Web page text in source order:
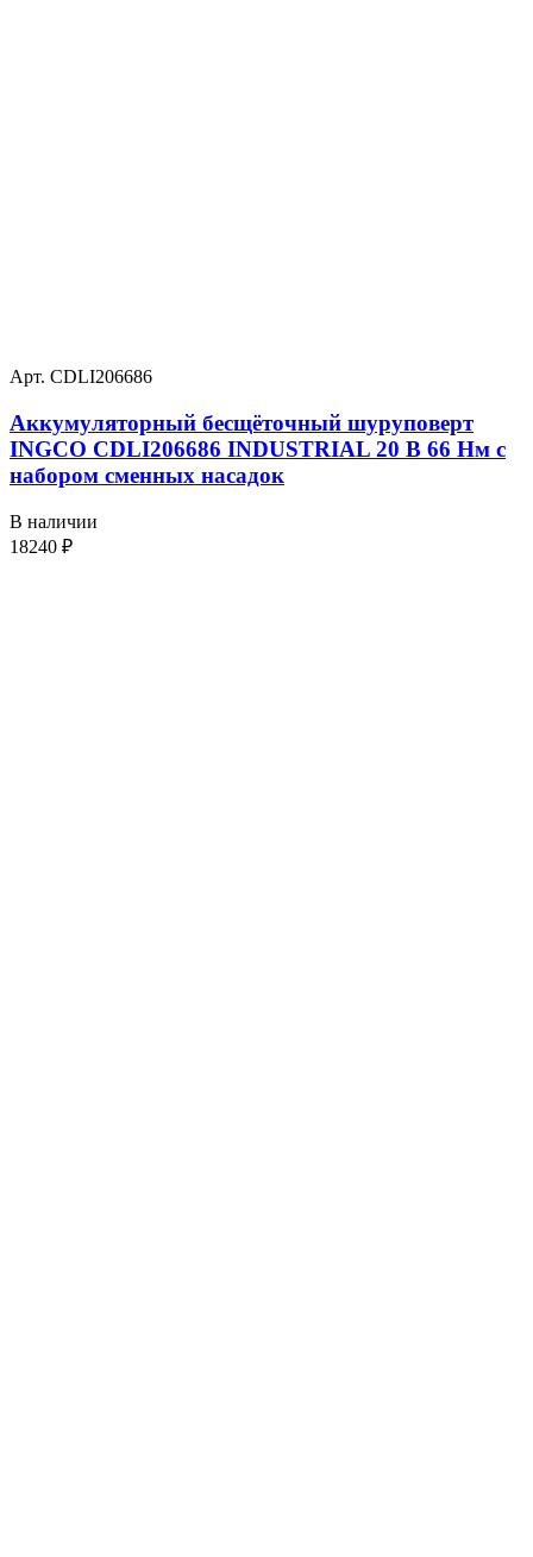
Арт. CDLI206686
Аккумуляторный бесщёточный шуруповерт
INGCO CDLI206686 INDUSTRIAL 20 В 66 Нм с
набором сменных насадок
В наличии
18240 ₽